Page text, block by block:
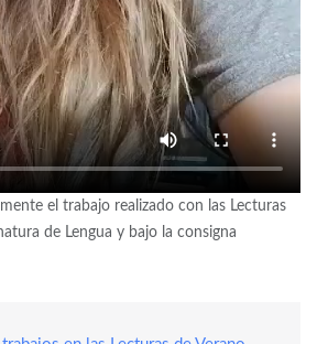
el trabajo realizado con las Lecturas
de Lengua y bajo la consigna